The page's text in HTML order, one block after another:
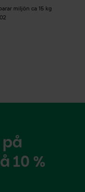
miljön ca 15 kg
10 %